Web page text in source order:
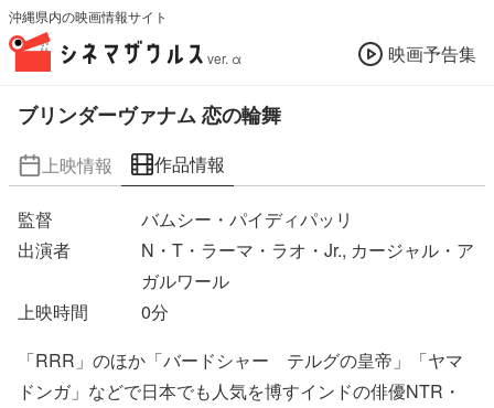
沖縄県内の映画情報サイト
ver. α 映画予告集
ブリンダーヴァナム 恋の輪舞
上映情報 作品情報
監督
バムシー・パイディパッリ
出演者
N・T・ラーマ・ラオ・Jr., カージャル・ア
ガルワール
上映時間
0分
「RRR」のほか「バードシャー テルグの皇帝」「ヤマ
ドンガ」などで日本でも人気を博すインドの俳優NTR・